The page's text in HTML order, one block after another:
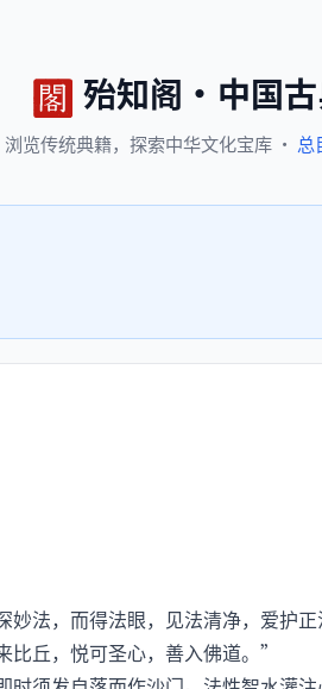
殆知阁 · 中国
浏览传统典籍， 探索中华文化宝库 · 总
，而得法眼，见法清净，爱护正
丘，悦可圣心，善入佛道。”